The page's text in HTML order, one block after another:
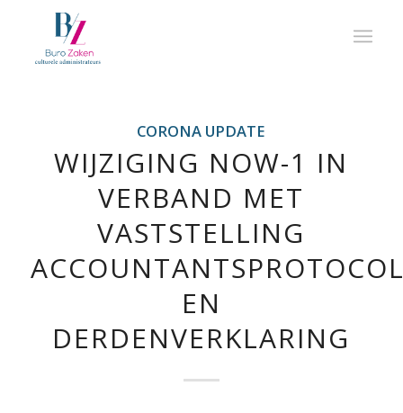
CORONA UPDATE
WIJZIGING NOW-1 IN
VERBAND MET
VASTSTELLING
EN
DERDENVERKLARING